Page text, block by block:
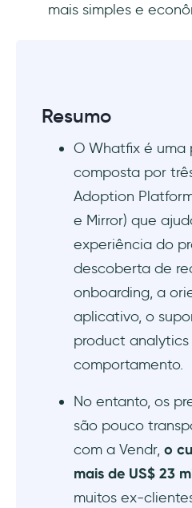
mais simples e
Resumo
O Whatfix é uma
composta por
Adoption
e Mirror) que
experiência do
descoberta de
onboarding, a
aplicativo, o
product analytics
comportamento.
No entanto, os
são pouco
com a Vendr, o
mais de US$ 23
muitos ex-